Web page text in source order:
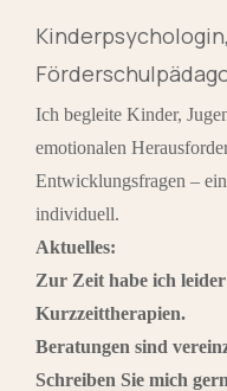
Ich begleite Kinder,
emotionalen
Entwicklungsfragen –
individuell.
Aktuelles:
Zur Zeit habe ich
Kurzzeittherapien.
Beratungen sind
Schreiben Sie mich